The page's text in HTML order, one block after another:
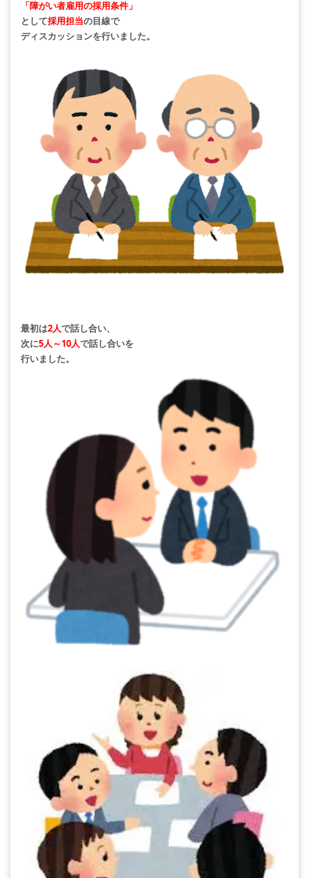
「障がい者雇用の採用条件」
として採用担当の目線で
ディスカッションを行いました。
最初は2人で話し合い、
次に5人～10人で話し合いを
行いました。